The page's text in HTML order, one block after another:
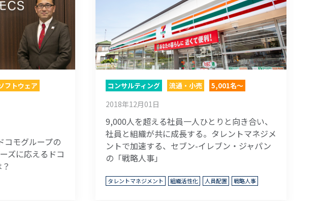
フトウェア
コモグループの
ズに応えるドコ
コンサルティング 流通・小売 5,001名～
2018年12月01日
9,000人を超える社員一人ひとりと向き合い、
社員と組織が共に成長する。タレントマネジメ
ントで加速する、セブン-イレブン・ジャパン
の「戦略人事」
タレントマネジメント 組織活性化 人員配置 戦略人事